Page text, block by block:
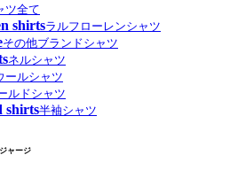
ツ全て
shirtsラルフローレンシャツ
その他ブランドシャツ
ネルシャツ
ールシャツ
ルドシャツ
shirts半袖シャツ
ャージ